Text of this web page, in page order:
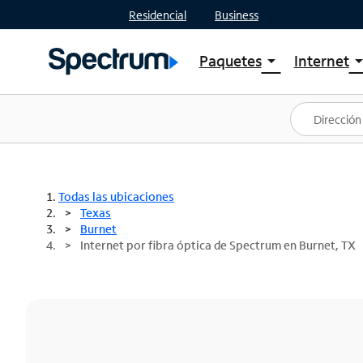
Residencial Business
Paquetesarrow_drop_down
Ver paquetes
Spectrum One
Mejores ofertas
Internetarrow_drop_down
Planes
Todas las ubicaciones
Texas
Burnet
Internet por fibra óptica de Spectrum en Burnet, TX